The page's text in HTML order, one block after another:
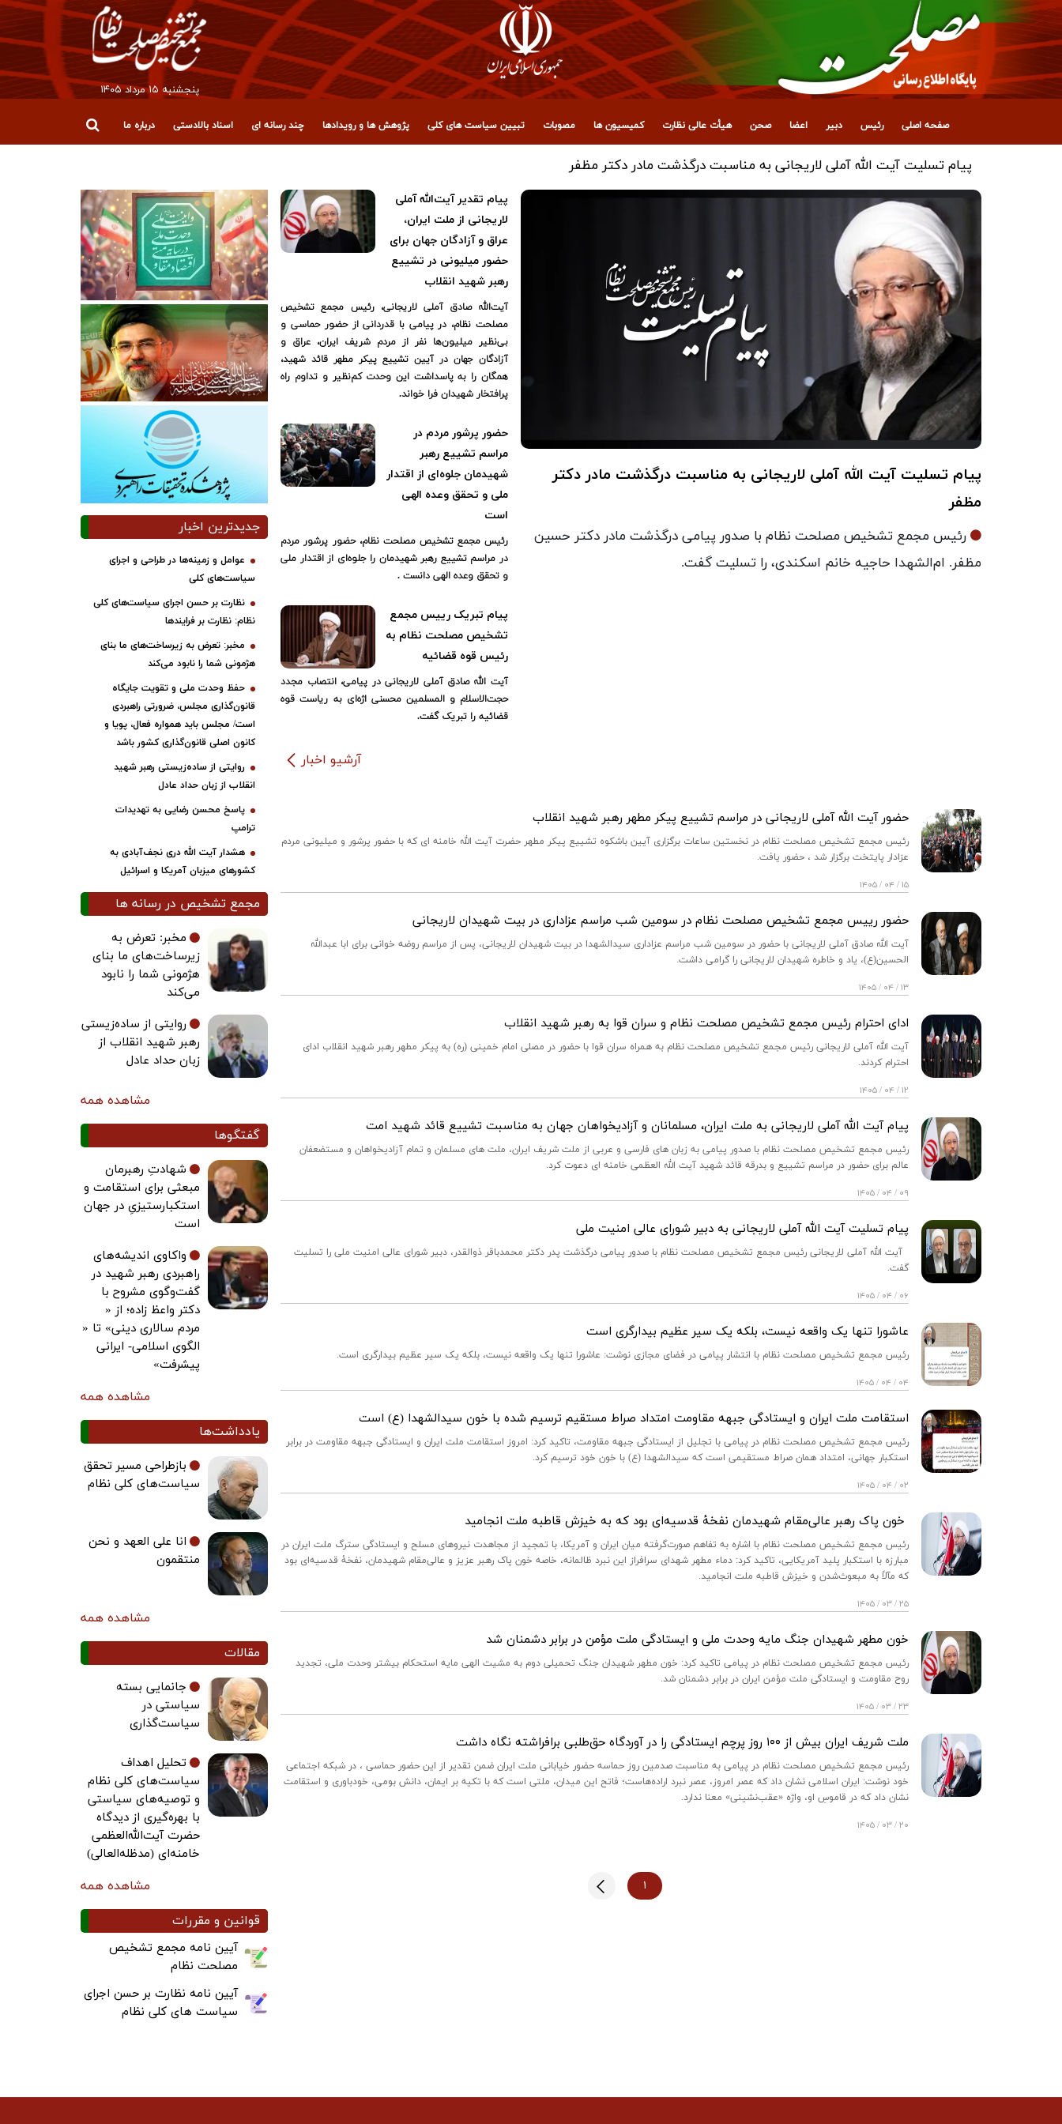
پنجشنبه ۱۵ مرداد ۱۴۰۵
صفحه اصلی رئیس دبیر اعضا صحن هیأت عالی نظارت کمیسیون ها مصوبات تبیین سیاست های کلی پژوهش ها و رویدادها چند رسانه ای اسناد بالادستی درباره ما
پیام تسلیت آیت الله آملی لاریجانی به مناسبت درگذشت مادر دکتر
مظفر
رئیس مجمع تشخیص مصلحت نظام با صدور پیامی درگذشت مادر دکتر حسین
مظفر. ام‌الشهدا حاجیه خانم اسکندی، را تسلیت گفت.
پیام تقدیر آیت‌الله آملی
لاریجانی از ملت ایران،
عراق و آزادگان جهان برای
حضور میلیونی در تشییع
رهبر شهید انقلاب
آیت‌الله صادق آملی لاریجانی، رئیس مجمع تشخیص
مصلحت نظام، در پیامی با قدردانی از حضور حماسی و
بی‌نظیر میلیون‌ها نفر از مردم شریف ایران، عراق و
آزادگان جهان در آیین تشییع پیکر مطهر قائد شهید،
همگان را به پاسداشت این وحدت کم‌نظیر و تداوم راه
پرافتخار شهیدان فرا خواند.
حضور پرشور مردم در
مراسم تشییع رهبر
شهیدمان جلوه‌ای از اقتدار
ملی و تحقق وعده الهی
است
رئیس مجمع تشخیص مصلحت نظام، حضور پرشور مردم
در مراسم تشییع رهبر شهیدمان را جلوه‌ای از اقتدار ملی
و تحقق وعده الهی دانست .
پیام تبریک رییس مجمع
تشخیص مصلحت نظام به
رئیس قوه قضائیه
آیت الله صادق آملی لاریجانی در پیامی، انتصاب مجدد
حجت‌الاسلام و المسلمین محسنی اژه‌ای به ریاست قوه
قضائیه را تبریک گفت.
آرشیو اخبار
حضور آیت الله آملی لاریجانی در مراسم تشییع پیکر مطهر رهبر شهید انقلاب
رئیس مجمع تشخیص مصلحت نظام در نخستین ساعات برگزاری آیین باشکوه تشییع پیکر مطهر حضرت آیت الله خامنه ای که با حضور پرشور و میلیونی مردم
عزادار پایتخت برگزار شد ، حضور یافت.
۱۵ / ۰۴ / ۱۴۰۵
حضور رییس مجمع تشخیص مصلحت نظام در سومین شب مراسم عزاداری در بیت شهیدان لاریجانی
آیت الله صادق آملی لاریجانی با حضور در سومین شب مراسم عزاداری سیدالشهدا در بیت شهیدان لاریجانی، پس از مراسم روضه خوانی برای ابا عبدالله
الحسین(ع)، یاد و خاطره شهیدان لاریجانی را گرامی داشت.
۱۳ / ۰۴ / ۱۴۰۵
ادای احترام رئیس مجمع تشخیص مصلحت نظام و سران قوا به رهبر شهید انقلاب
آیت الله آملی لاریجانی رئیس مجمع تشخیص مصلحت نظام به همراه سران قوا با حضور در مصلی امام خمینی (ره) به پیکر مطهر رهبر شهید انقلاب ادای
احترام کردند.
۱۲ / ۰۴ / ۱۴۰۵
پیام آیت الله آملی لاریجانی به ملت ایران، مسلمانان و آزادیخواهان جهان به مناسبت تشییع قائد شهید امت
رئیس مجمع تشخیص مصلحت نظام با صدور پیامی به زبان های فارسی و عربی از ملت شریف ایران، ملت های مسلمان و تمام آزادیخواهان و مستضعفان
عالم برای حضور در مراسم تشییع و بدرقه قائد شهید آیت الله العظمی خامنه ای دعوت کرد.
۰۹ / ۰۴ / ۱۴۰۵
پیام تسلیت آیت الله آملی لاریجانی به دبیر شورای عالی امنیت ملی
آیت الله آملی لاریجانی رئیس مجمع تشخیص مصلحت نظام با صدور پیامی درگذشت پدر دکتر محمدباقر ذوالقدر، دبیر شورای عالی امنیت ملی را تسلیت
گفت.
۰۶ / ۰۴ / ۱۴۰۵
‏عاشورا تنها یک واقعه نیست، بلکه یک سیر عظیم بیدارگری است
رئیس مجمع تشخیص مصلحت نظام با انتشار پیامی در فضای مجازی نوشت: ‏‏عاشورا تنها یک واقعه نیست، بلکه یک سیر عظیم بیدارگری است.
۰۴ / ۰۴ / ۱۴۰۵
استقامت ملت ایران و ایستادگی جبهه مقاومت امتداد صراط مستقیم ترسیم شده با خون سیدالشهدا (ع) است
رئیس مجمع تشخیص مصلحت نظام در پیامی با تجلیل از ایستادگی جبهه مقاومت، تاکید کرد: امروز استقامت ملت ایران و ایستادگی جبهه مقاومت در برابر
استکبار جهانی، امتداد همان صراط مستقیمی است که سیدالشهدا (ع) با خون خود ترسیم کرد.
۰۲ / ۰۴ / ۱۴۰۵
خون پاک رهبر عالی‌مقام شهیدمان نفخۀ قدسیه‌ای بود که به خیزش قاطبه ملت انجامید
رئیس مجمع تشخیص مصلحت نظام با اشاره به تفاهم صورت‌گرفته میان ایران و آمریکا، با تمجید از مجاهدت نیروهای مسلح و ایستادگی سترگ ملت ایران در
مبارزه با استکبار پلید آمریکایی، تاکید کرد: دماء مطهر شهدای سرافراز این نبرد ظالمانه، خاصه خون پاک رهبر عزیز و عالی‌مقام شهیدمان، نفخۀ قدسیه‌ای بود
که مآلاً به مبعوث‌شدن و خیزش قاطبه ملت انجامید.
۲۵ / ۰۳ / ۱۴۰۵
خون مطهر شهیدان جنگ مایه وحدت ملی و ایستادگی ملت مؤمن در برابر دشمنان شد
رئیس مجمع تشخیص مصلحت نظام در پیامی تاکید کرد: خون مطهر شهیدان جنگ تحمیلی دوم به مشیت الهی مایه استحکام بیشتر وحدت ملی، تجدید
روح مقاومت و ایستادگی ملت مؤمن ایران در برابر دشمنان شد.
۲۳ / ۰۳ / ۱۴۰۵
ملت شریف ایران بیش از ۱۰۰ روز پرچم ایستادگی را در آوردگاه حق‌طلبی برافراشته نگاه داشت
رئیس مجمع تشخیص مصلحت نظام در پیامی به مناسبت صدمین روز حماسه حضور خیابانی ملت ایران ضمن تقدیر از این حضور حماسی ، در شبکه اجتماعی
خود نوشت: ایران اسلامی نشان داد که عصر امروز، عصر نبرد اراده‌هاست؛ فاتح این میدان، ملتی است که با تکیه بر ایمان، دانش بومی، خودباوری و استقامت
نشان داد که در قاموسِ او، واژه‌ «عقب‌نشینی» معنا ندارد.
۲۰ / ۰۳ / ۱۴۰۵
۱
جدیدترین اخبار
عوامل و زمینه‌ها در طراحی و اجرای
سیاست‌های کلی
نظارت بر حسن اجرای سیاست‌های کلی
نظام: نظارت بر فرایندها
مخبر: تعرض به زیرساخت‌های ما بنای
هژمونی شما را نابود می‌کند
حفظ وحدت ملی و تقویت جایگاه
قانون‌گذاری مجلس، ضرورتی راهبردی
است/ مجلس باید همواره فعال، پویا و
کانون اصلی قانون‌گذاری کشور باشد
روایتی از ساده‌زیستی رهبر شهید
انقلاب از زبان حداد عادل
پاسخ محسن رضایی به تهدیدات
ترامپ
هشدار آیت الله دری نجف‌آبادی به
کشورهای میزبان آمریکا و اسرائیل
مجمع تشخیص در رسانه ها
مخبر: تعرض به
زیرساخت‌های ما بنای
هژمونی شما را نابود
می‌کند
روایتی از ساده‌زیستی
رهبر شهید انقلاب از
زبان حداد عادل
مشاهده همه
گفتگوها
شهادتِ رهبرمان
مبعثی برای استقامت و
استکبارستیزیِ در جهان
است
واکاوی اندیشه‌های
راهبردی رهبر شهید در
گفت‌وگوی مشروح با
دکتر واعظ زاده؛ از «
مردم سالاری دینی» تا «
الگوی اسلامی- ایرانی
پیشرفت»
مشاهده همه
یادداشت‌ها
بازطراحی مسیر تحقق
سیاست‌های کلی نظام
انا علی العهد و نحن
منتقمون
مشاهده همه
مقالات
جانمایی بسته
سیاستی در
سیاست‌گذاری
تحلیل اهداف
سیاست‌های کلی نظام
و توصیه‌های سیاستی
با بهره‌گیری از دیدگاه
حضرت آیت‌الله‌العظمی
خامنه‌ای (مدظله‌العالی)
مشاهده همه
قوانین و مقررات
آیین نامه مجمع تشخیص
مصلحت نظام
آیین نامه نظارت بر حسن اجرای
سیاست های کلی نظام